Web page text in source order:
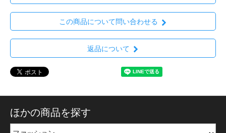
この商品について問い合わせる
返品について
ほかの商品を探す